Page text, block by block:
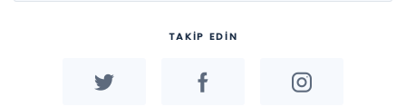
TAKİP EDİN